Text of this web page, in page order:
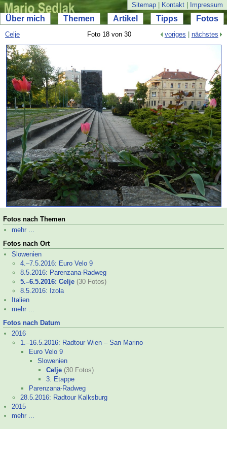
Sitemap Kontakt Impressum
Über mich Themen Artikel Tipps Fotos
Celje Foto 18 von 30 voriges nächstes
Fotos nach Themen
mehr ...
Fotos nach Ort
Slowenien
4.–7.5.2016: Euro Velo 9
8.5.2016: Parenzana-Radweg
5.–6.5.2016: Celje (30 Fotos)
8.5.2016: Izola
Italien
mehr ...
Fotos nach Datum
2016
1.–16.5.2016: Radtour Wien – San Marino
Euro Velo 9
Slowenien
Celje (30 Fotos)
3. Etappe
Parenzana-Radweg
28.5.2016: Radtour Kalksburg
2015
mehr ...